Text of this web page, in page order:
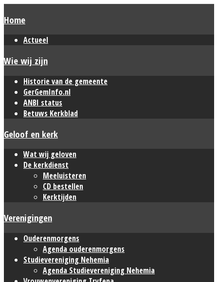
Home
Actueel
Wie wij zijn
Historie van de gemeente
GerGemInfo.nl
ANBI status
Betuws Kerkblad
Geloof en kerk
Wat wij geloven
De kerkdienst
Meeluisteren
CD bestellen
Kerktijden
Verenigingen
Ouderenmorgens
Agenda ouderenmorgens
Studievereniging Nehemia
Agenda Studievereniging Nehemia